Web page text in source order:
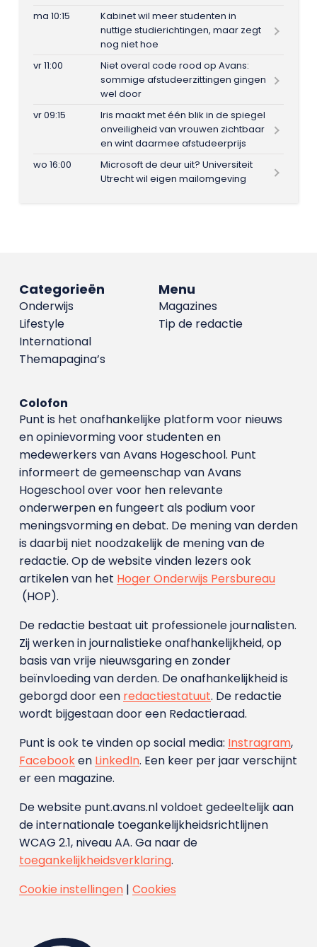
ma 10:15
Kabinet wil meer studenten in
nuttige studierichtingen, maar zegt
nog niet hoe
vr 11:00
Niet overal code rood op Avans:
sommige afstudeerzittingen gingen
wel door
vr 09:15
Iris maakt met één blik in de spiegel
onveiligheid van vrouwen zichtbaar
en wint daarmee afstudeerprijs
wo 16:00
Microsoft de deur uit? Universiteit
Utrecht wil eigen mailomgeving
Menu
Magazines
Tip de redactie
Categorieën
Onderwijs
Lifestyle
International
Themapagina’s
Colofon
Punt is het onafhankelijke platform voor nieuws
en opinievorming voor studenten en
medewerkers van Avans Hoge­school. Punt
informeert de gemeenschap van Avans
Hogeschool over voor hen relevante
onderwerpen en fungeert als podium voor
meningsvorming en debat. De mening van derden
is daarbij niet noodzakelijk de mening van de
redactie. Op de website vinden lezers ook
artikelen van het Hoger Onderwijs Persbureau
(HOP).
De redactie bestaat uit professionele journalisten.
Zij werken in journalistieke onafhankelijkheid, op
basis van vrije nieuwsgaring en zonder
beïnvloeding van derden. De onafhankelijkheid is
geborgd door een redactiestatuut. De redactie
wordt bijgestaan door een Redactieraad.
Punt is ook te vinden op social media: Instragram,
Facebooken LinkedIn. Een keer per jaar verschijnt
er een magazine.
De website punt.avans.nl voldoet gedeeltelijk aan
de internationale toegankelijkheidsrichtlijnen
WCAG 2.1, niveau AA. Ga naar de
toegankelijkheidsverklaring.
Cookie instellingen| Cookies